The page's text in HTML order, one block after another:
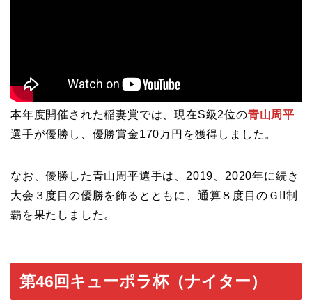
本年度開催された稲妻賞では、現在S級2位の青山周平
選手が優勝し、優勝賞金170万円を獲得しました。
なお、優勝した青山周平選手は、2019、2020年に続き
大会３度目の優勝を飾るとともに、通算８度目のＧII制
覇を果たしました。
第46回キューポラ杯（ナイター）